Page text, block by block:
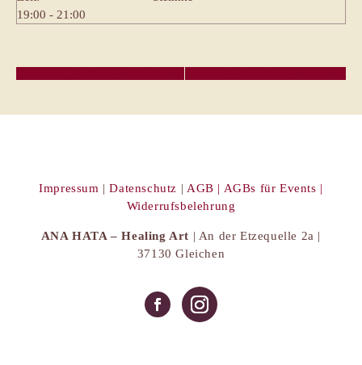
19:00 - 21:00
Impressum |Datenschutz | AGB | AGBs für Events |
Widerrufsbelehrung
ANA HATA – Healing Art | An der Etzequelle 2a |
37130 Gleichen